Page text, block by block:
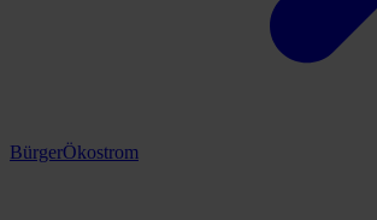
BürgerÖkostrom